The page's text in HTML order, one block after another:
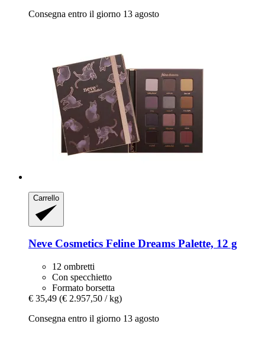
Consegna entro il giorno 13 agosto
Carrello
Neve Cosmetics Feline Dreams Palette, 12 g
12 ombretti
Con specchietto
Formato borsetta
€ 35,49 (€ 2.957,50 / kg)
Consegna entro il giorno 13 agosto